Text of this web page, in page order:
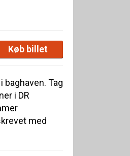
Køb billet
Tag
i DR
med